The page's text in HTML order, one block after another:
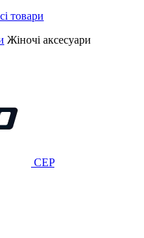
Жіночі аксесуари
CEP